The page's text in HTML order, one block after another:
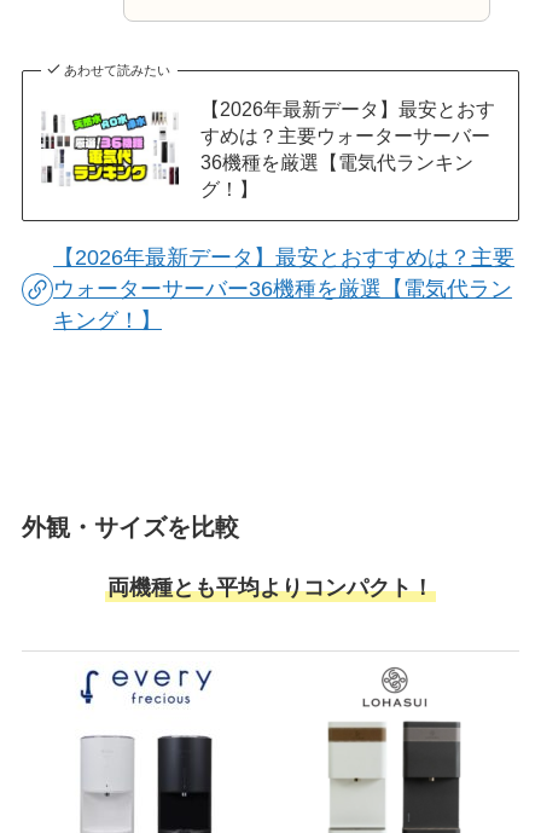
あわせて読みたい
【2026年最新データ】最安とおす
すめは？主要ウォーターサーバー
36機種を厳選【電気代ランキン
グ！】
【2026年最新データ】最安とおすすめは？主要
ウォーターサーバー36機種を厳選【電気代ラン
キング！】
外観・サイズを比較
両機種とも平均よりコンパクト！